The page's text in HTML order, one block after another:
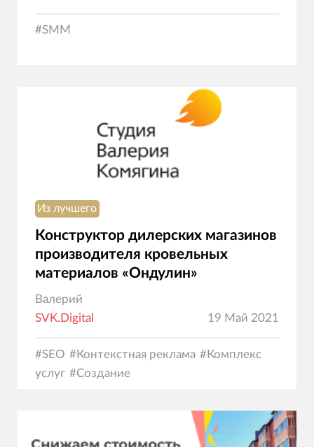
#SMM
Из лучшего
Конструктор дилерских магазинов
производителя кровельных
материалов «Ондулин»
Валерий
SVK.Digital
19 Май 2021
#SEO #Контекстная реклама #Комплекс
услуг #Создание